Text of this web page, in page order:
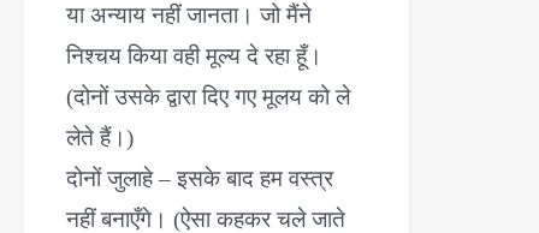
या अन्याय नहीं जानता। जो मैंने
निश्चय किया वही मूल्य दे रहा हूँ।
(दोनों उसके द्वारा दिए गए मूलय को ले
लेते हैं।)
दोनों जुलाहे – इसके बाद हम वस्त्र
नहीं बनाएँगे। (ऐसा कहकर चले जाते